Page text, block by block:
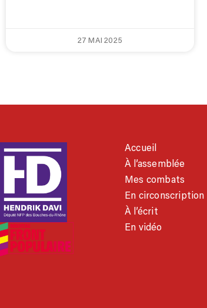
27 MAI 2025
Accueil
À l’assemblée
Mes combats
En circonscription
À l’écrit
En vidéo